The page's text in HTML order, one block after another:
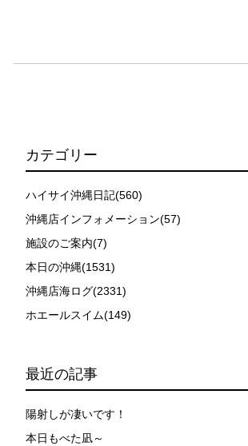
カテゴリー
ハイサイ沖縄日記(560)
沖縄店インフォメーション(57)
施設のご案内(7)
本日の沖縄(1531)
沖縄店海ログ(2331)
ホエールスイム(149)
最近の記事
陽射しが凄いです！
本日もべた凪～